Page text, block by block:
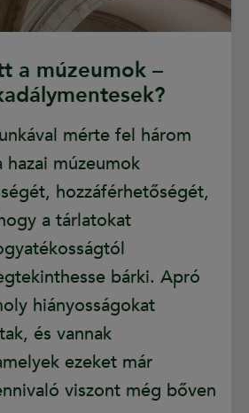
a múzeumok –
mérte fel három
hazai múzeumok
hozzáférhetőségét,
a tárlatokat
bárki. Apró
hiányosságokat
és vannak
ezeket már
viszont még bőven